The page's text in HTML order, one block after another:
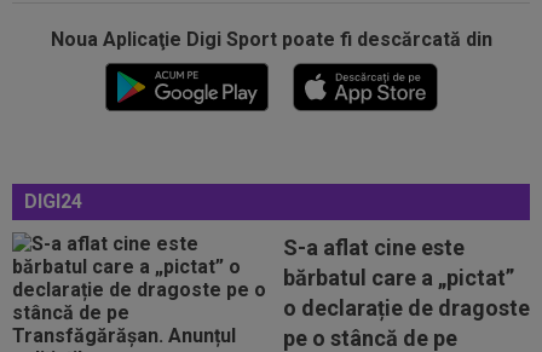
Noua Aplicaţie Digi Sport poate fi descărcată din
DIGI24
S-a aflat cine este
bărbatul care a „pictat”
o declarație de dragoste
pe o stâncă de pe
Probleme pentru ultimul jucător transferat de
Dinamo? Ce a spus Nuno Campos
18:32 EXCLUSIV
Ce se va întâmpla cu Filipe
Coelho, după KuPS - Universitatea Craiova 1-1
18:31 EXCLUSIV
Gigi Becali, ”în război” cu două
echipe din SuperLigă